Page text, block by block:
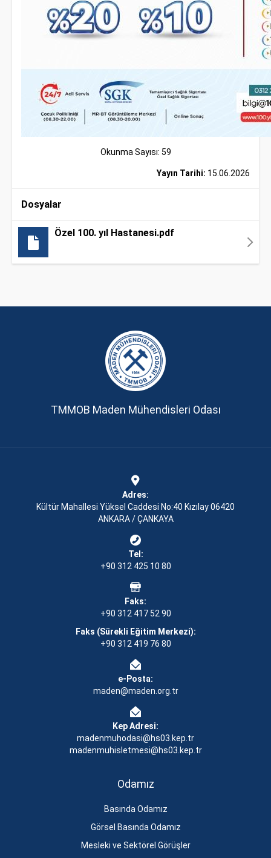
Okunma Sayısı: 59
Yayın Tarihi: 15.06.2026
Dosyalar
Özel 100. yıl Hastanesi.pdf
TMMOB Maden Mühendisleri Odası
Adres:
Kültür Mahallesi Yüksel Caddesi No:40 Kızılay 06420
ANKARA / ÇANKAYA
Tel:
+90 312 425 10 80
Faks:
+90 312 417 52 90
Faks (Sürekli Eğitim Merkezi):
+90 312 419 76 80
e-Posta:
maden@maden.org.tr
Kep Adresi:
madenmuhodasi@hs03.kep.tr
madenmuhisletmesi@hs03.kep.tr
Odamız
Basında Odamız
Görsel Basında Odamız
Mesleki ve Sektörel Görüşler